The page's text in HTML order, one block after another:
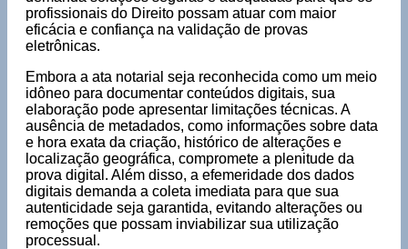
profissionais do Direito possam atuar com maior
eficácia e confiança na validação de provas
eletrônicas.
Embora a ata notarial seja reconhecida como um meio
idôneo para documentar conteúdos digitais, sua
elaboração pode apresentar limitações técnicas. A
ausência de metadados, como informações sobre data
e hora exata da criação, histórico de alterações e
localização geográfica, compromete a plenitude da
prova digital. Além disso, a efemeridade dos dados
digitais demanda a coleta imediata para que sua
autenticidade seja garantida, evitando alterações ou
remoções que possam inviabilizar sua utilização
processual.